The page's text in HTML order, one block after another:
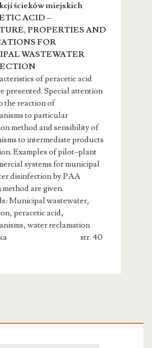
ścieków miejskich
ACID –
PROPERTIES AND
FOR
WASTEWATER
of peracetic acid
presented. Special attention
the reaction of
to particular
method and sensibility of
to intermediate products
Examples of pilot–plant
systems for municipal
disinfection by PAA
are given.
Municipal wastewater,
peracetic acid,
water reclamation
str. 40